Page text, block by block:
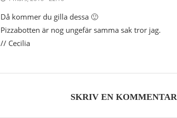
Då kommer du gilla dessa 🙂
Pizzabotten är nog ungefär samma sak tror jag.
// Cecilia
SKRIV EN KOMMENTAR